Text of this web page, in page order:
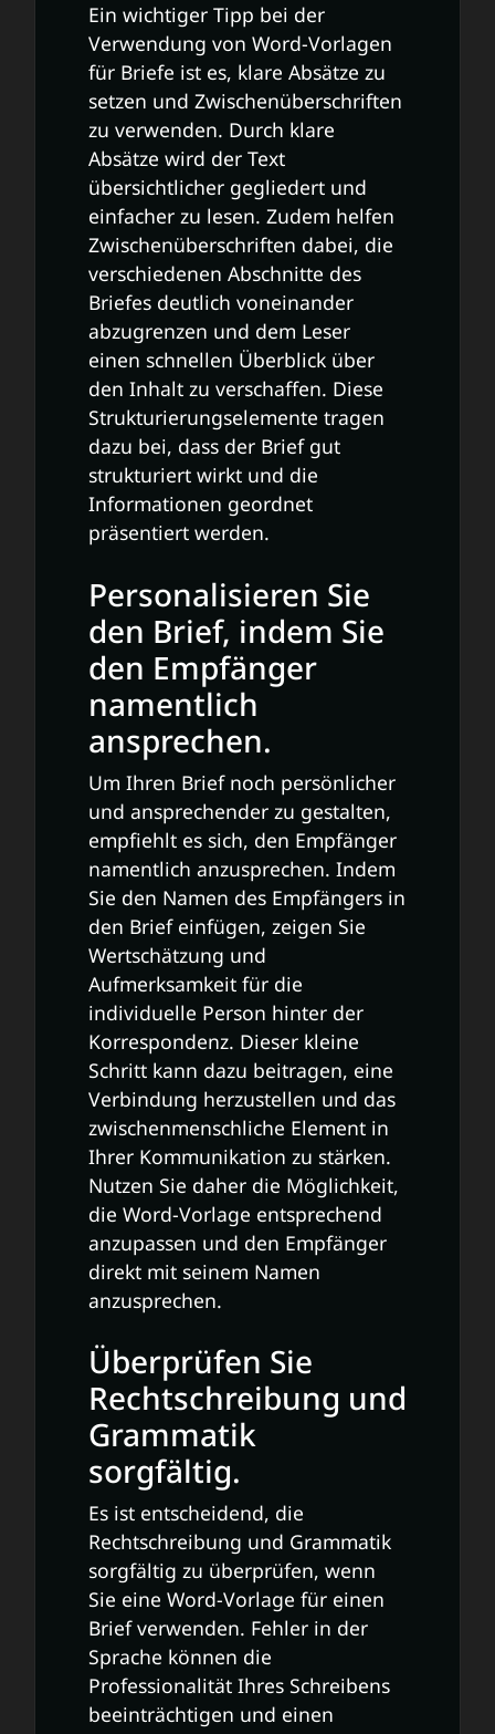
Ein wichtiger Tipp bei der
Verwendung von Word-Vorlagen
für Briefe ist es, klare Absätze zu
setzen und Zwischenüberschriften
zu verwenden. Durch klare
Absätze wird der Text
übersichtlicher gegliedert und
einfacher zu lesen. Zudem helfen
Zwischenüberschriften dabei, die
verschiedenen Abschnitte des
Briefes deutlich voneinander
abzugrenzen und dem Leser
einen schnellen Überblick über
den Inhalt zu verschaffen. Diese
Strukturierungselemente tragen
dazu bei, dass der Brief gut
strukturiert wirkt und die
Informationen geordnet
präsentiert werden.
Personalisieren Sie
den Brief, indem Sie
den Empfänger
namentlich
ansprechen.
Um Ihren Brief noch persönlicher
und ansprechender zu gestalten,
empfiehlt es sich, den Empfänger
namentlich anzusprechen. Indem
Sie den Namen des Empfängers in
den Brief einfügen, zeigen Sie
Wertschätzung und
Aufmerksamkeit für die
individuelle Person hinter der
Korrespondenz. Dieser kleine
Schritt kann dazu beitragen, eine
Verbindung herzustellen und das
zwischenmenschliche Element in
Ihrer Kommunikation zu stärken.
Nutzen Sie daher die Möglichkeit,
die Word-Vorlage entsprechend
anzupassen und den Empfänger
direkt mit seinem Namen
anzusprechen.
Überprüfen Sie
Rechtschreibung und
Grammatik
sorgfältig.
Es ist entscheidend, die
Rechtschreibung und Grammatik
sorgfältig zu überprüfen, wenn
Sie eine Word-Vorlage für einen
Brief verwenden. Fehler in der
Sprache können die
Professionalität Ihres Schreibens
beeinträchtigen und einen